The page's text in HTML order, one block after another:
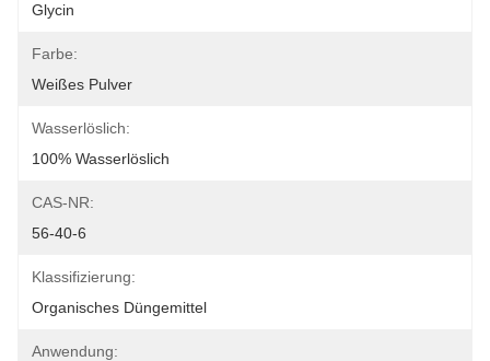
Glycin
Farbe:
Weißes Pulver
Wasserlöslich:
100% Wasserlöslich
CAS-NR:
56-40-6
Klassifizierung:
Organisches Düngemittel
Anwendung: